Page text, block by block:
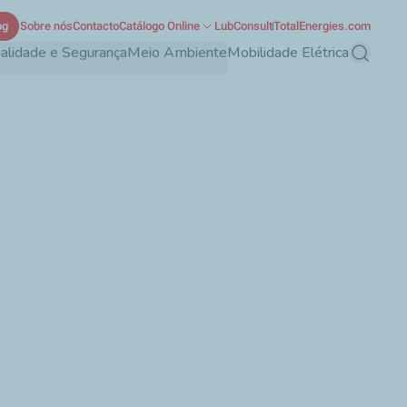
e SegurançaMeio AmbienteMobilidade Elétrica
Sobre nósContactoCatálogo Online LubConsultTotalEnergies.com